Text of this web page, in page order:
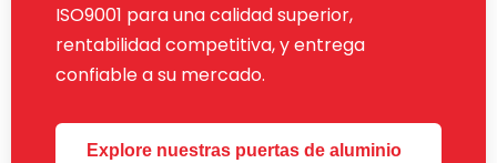
ISO9001 para una calidad superior,
rentabilidad competitiva, y entrega
confiable a su mercado.
Explore nuestras puertas de aluminio